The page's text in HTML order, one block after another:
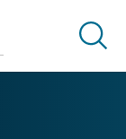
Ouvrir